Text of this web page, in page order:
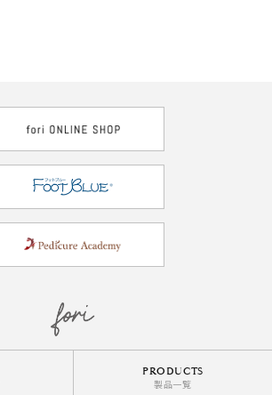
PRODUCTS
製品一覧